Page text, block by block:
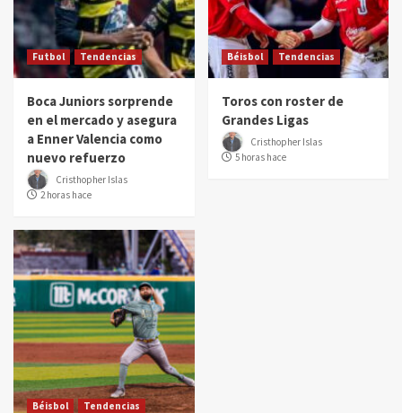
Futbol Tendencias
Boca Juniors sorprende
en el mercado y asegura
a Enner Valencia como
nuevo refuerzo
Cristhopher Islas
2 horas hace
Béisbol Tendencias
Toros con roster de
Grandes Ligas
Cristhopher Islas
5 horas hace
Béisbol Tendencias